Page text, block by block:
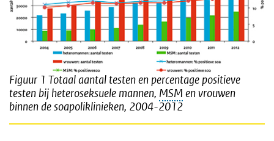
Figuur 1 Totaal aantal testen en percentage positieve
testen bij heteroseksuele mannen, MSM en vrouwen
binnen de soapoliklinieken, 2004-2012